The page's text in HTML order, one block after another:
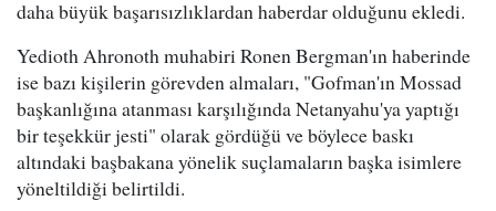
daha büyük başarısızlıklardan haberdar olduğunu ekledi.
Yedioth Ahronoth muhabiri Ronen Bergman'ın haberinde
ise bazı kişilerin görevden almaları, "Gofman'ın Mossad
başkanlığına atanması karşılığında Netanyahu'ya yaptığı
bir teşekkür jesti" olarak gördüğü ve böylece baskı
altındaki başbakana yönelik suçlamaların başka isimlere
yöneltildiği belirtildi.